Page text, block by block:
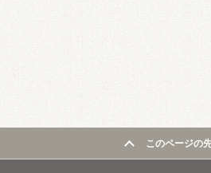
このページの